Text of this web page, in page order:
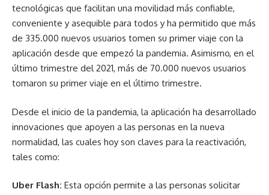
tecnológicas que facilitan una movilidad más confiable,
conveniente y asequible para todos y ha permitido que más
de 335.000 nuevos usuarios tomen su primer viaje con la
aplicación desde que empezó la pandemia. Asimismo, en el
último trimestre del 2021, más de 70.000 nuevos usuarios
tomaron su primer viaje en el último trimestre.
Desde el inicio de la pandemia, la aplicación ha desarrollado
innovaciones que apoyen a las personas en la nueva
normalidad, las cuales hoy son claves para la reactivación,
tales como:
Uber Flash: Esta opción permite a las personas solicitar